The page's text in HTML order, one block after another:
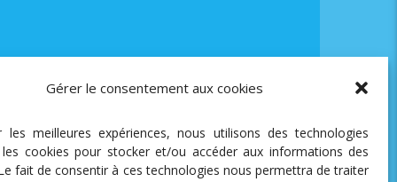
Gérer le consentement aux cookies
les meilleures expériences, nous utilisons des technologies
cookies pour stocker et/ou accéder aux informations des
fait de consentir à ces technologies nous permettra de traiter